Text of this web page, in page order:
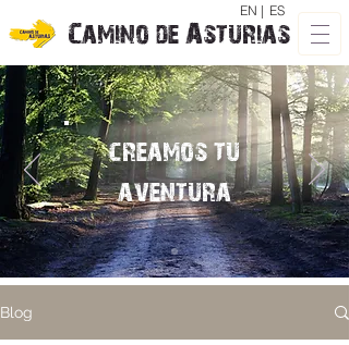
Camino de Asturias
EN | ES
creamos tu
aventura
Blog